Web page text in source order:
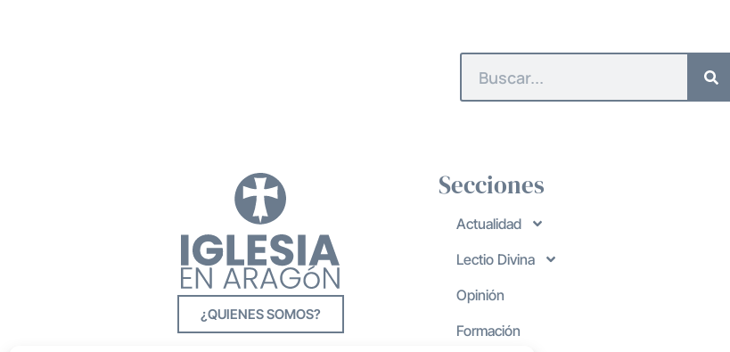
¿QUIENES SOMOS?
Secciones
Actualidad
Lectio Divina
Opinión
Formación